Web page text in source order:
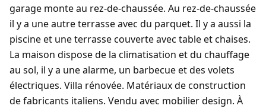
garage monte au rez-de-chaussée. Au rez-de-chaussée
il y a une autre terrasse avec du parquet. Il y a aussi la
piscine et une terrasse couverte avec table et chaises.
La maison dispose de la climatisation et du chauffage
au sol, il y a une alarme, un barbecue et des volets
électriques. Villa rénovée. Matériaux de construction
de fabricants italiens. Vendu avec mobilier design. À